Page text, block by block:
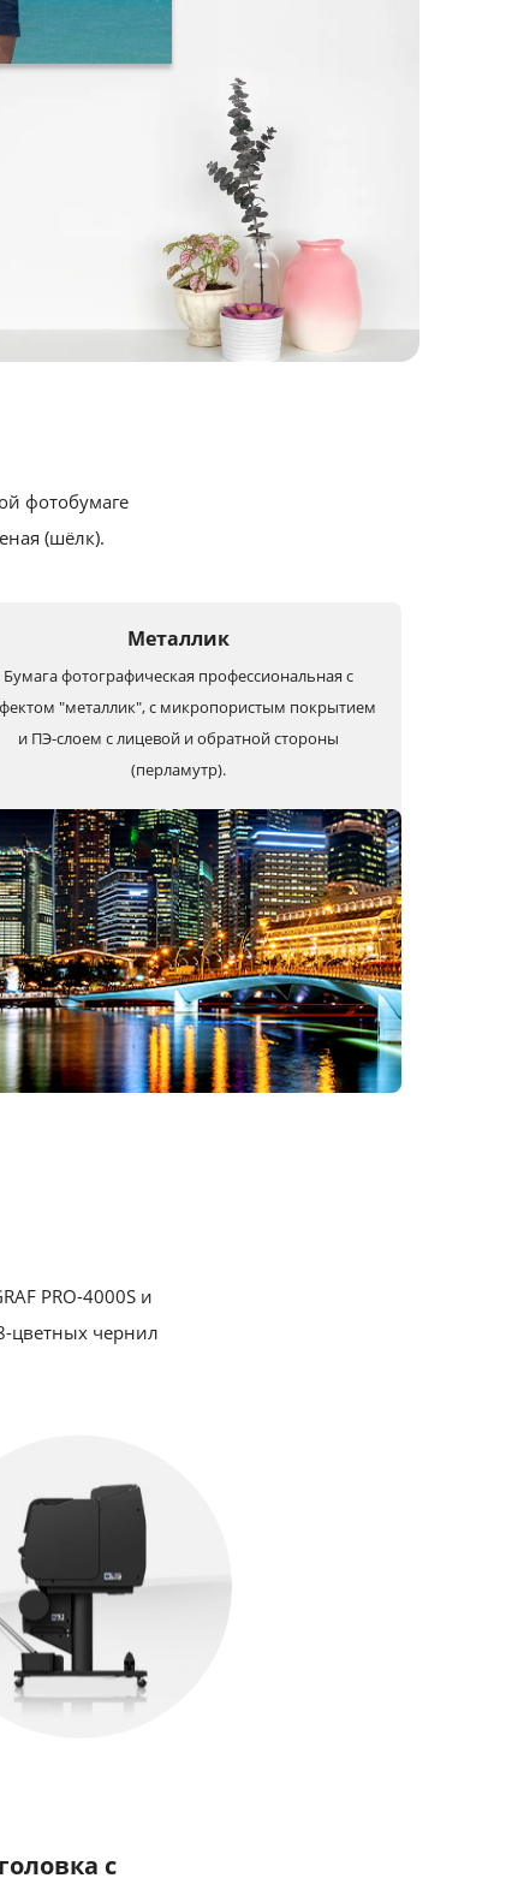
фотобумаге
(шёлк).
Металлик
Бумага фотографическая профессиональная с
"металлик", с микропористым покрытием
и ПЭ-слоем с лицевой и обратной стороны
(перламутр).
PRO-4000S и
цветных чернил
с